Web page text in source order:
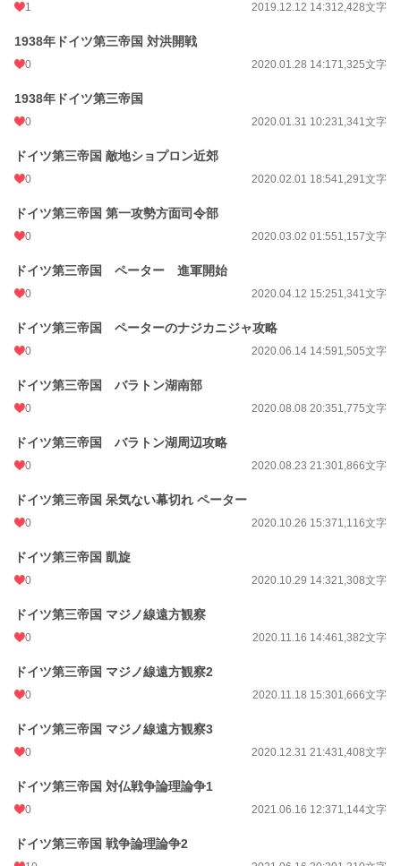
1 2019.12.12 14:312,428文字
1938年ドイツ第三帝国 対洪開戦
0 2020.01.28 14:171,325文字
1938年ドイツ第三帝国
0 2020.01.31 10:231,341文字
ドイツ第三帝国 敵地ショプロン近郊
0 2020.02.01 18:541,291文字
ドイツ第三帝国 第一攻勢方面司令部
0 2020.03.02 01:551,157文字
ドイツ第三帝国 ペーター 進軍開始
0 2020.04.12 15:251,341文字
ドイツ第三帝国 ペーターのナジカニジャ攻略
0 2020.06.14 14:591,505文字
ドイツ第三帝国 バラトン湖南部
0 2020.08.08 20:351,775文字
ドイツ第三帝国 バラトン湖周辺攻略
0 2020.08.23 21:301,866文字
ドイツ第三帝国 呆気ない幕切れ ペーター
0 2020.10.26 15:371,116文字
ドイツ第三帝国 凱旋
0 2020.10.29 14:321,308文字
ドイツ第三帝国 マジノ線遠方観察
0 2020.11.16 14:461,382文字
ドイツ第三帝国 マジノ線遠方観察2
0 2020.11.18 15:301,666文字
ドイツ第三帝国 マジノ線遠方観察3
0 2020.12.31 21:431,408文字
ドイツ第三帝国 対仏戦争論理論争1
0 2021.06.16 12:371,144文字
ドイツ第三帝国 戦争論理論争2